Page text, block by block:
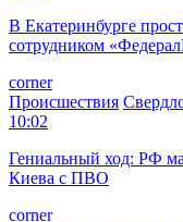
В Екатеринбурге
сотрудником
corner
Происшествия
10:02
Гениальный ход: РФ
Киева с ПВО
corner